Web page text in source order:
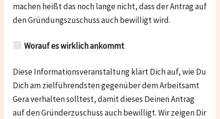
machen heißt das noch lange nicht, dass der Antrag auf
den Gründungszuschuss auch bewilligt wird.
Worauf es wirklich ankommt
Diese Informationsveranstaltung klärt Dich auf, wie Du
Dich am zielführendsten gegenüber dem Arbeitsamt
Gera verhalten solltest, damit dieses Deinen Antrag
auf den Gründerzuschuss auch bewilligt. Wir zeigen Dir